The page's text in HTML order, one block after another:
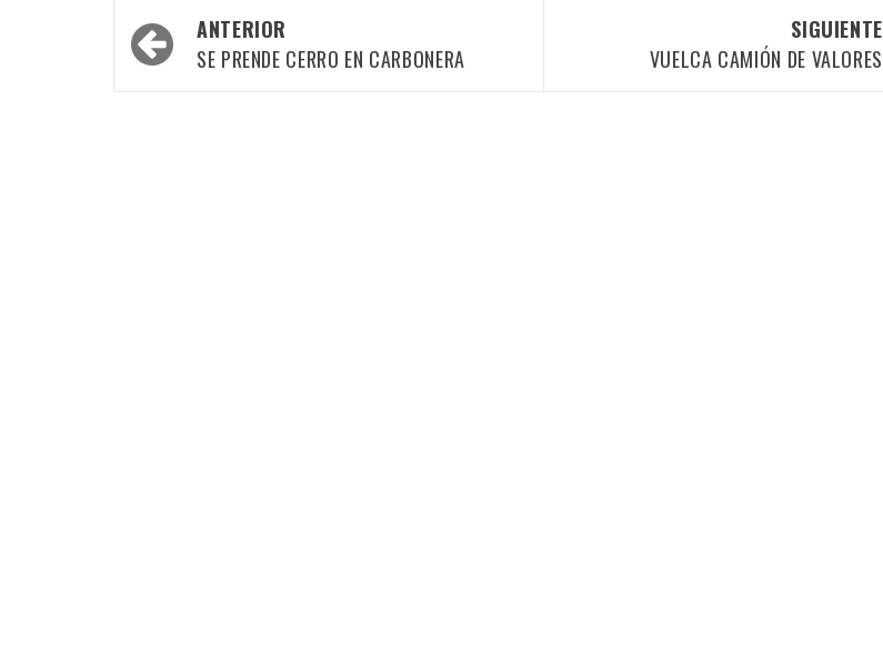
Navegación
por
ANTERIOR
SE PRENDE CERRO EN CARBONERA
SIGUIENTE
VUELCA CAMIÓN DE VALORES